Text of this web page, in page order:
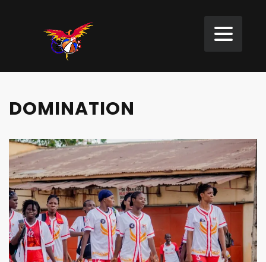
DOMINATION